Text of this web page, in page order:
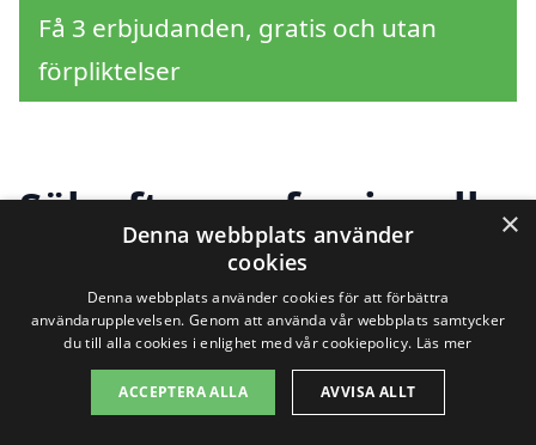
Få 3 erbjudanden, gratis och utan
förpliktelser
Sök efter professionell
städhjälp i städer nära
Nordöstra Göteborg
Att hitta pålitlig städhjälp i Nordöstra
×
Denna webbplats använder
cookies
Denna webbplats använder cookies för att förbättra
användarupplevelsen. Genom att använda vår webbplats samtycker
du till alla cookies i enlighet med vår cookiepolicy. Läs mer
ACCEPTERA ALLA AVVISA ALLT